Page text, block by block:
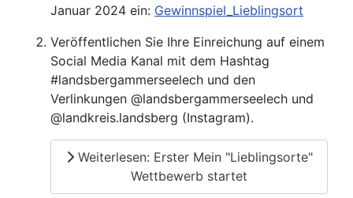
Januar 2024 ein: Gewinnspiel_Lieblingsort
Veröffentlichen Sie Ihre Einreichung auf einem
Social Media Kanal mit dem Hashtag
#landsbergammerseelech und den
Verlinkungen @landsbergammerseelech und
@landkreis.landsberg (Instagram).
Weiterlesen: Erster Mein "Lieblingsorte"
Wettbewerb startet